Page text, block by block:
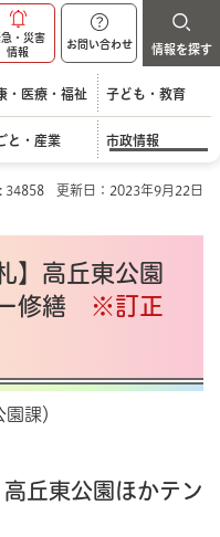
・災害
情報
お問い合わせ 情報を探す
・医療・福祉 子ども・教育
と・産業 市政情報
34858 更新日：2023年9月22日
】高丘東公園
修繕
※訂正
課）
高丘東公園ほかテン